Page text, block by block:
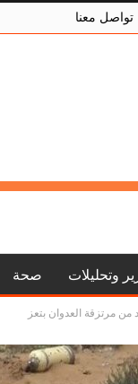
تواصل معنا
وتحليلات صحة
مرتزقة العدوان بتعز